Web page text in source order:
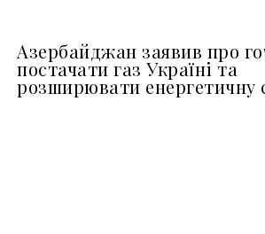
Азербайджан заявив про
постачати газ Україні та
розширювати енергетичну